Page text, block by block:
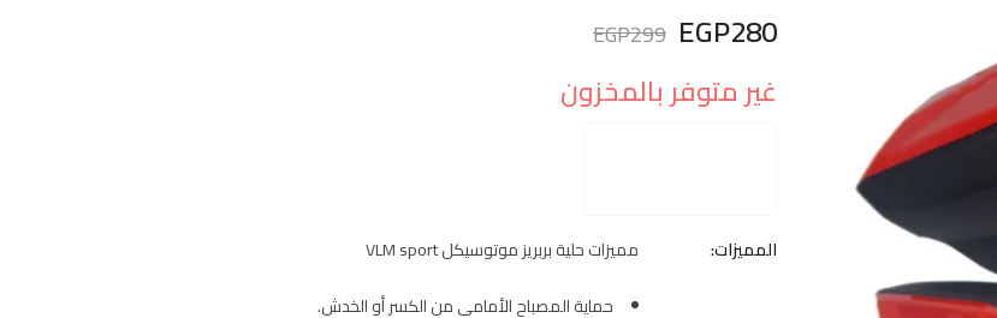
EGP280
EGP299
غير متوفر بالمخزون
المميزات:
مميزات حلية بربريز موتوسيكل VLM sport
حماية المصباح الأمامي من الكسر أو الخدش.